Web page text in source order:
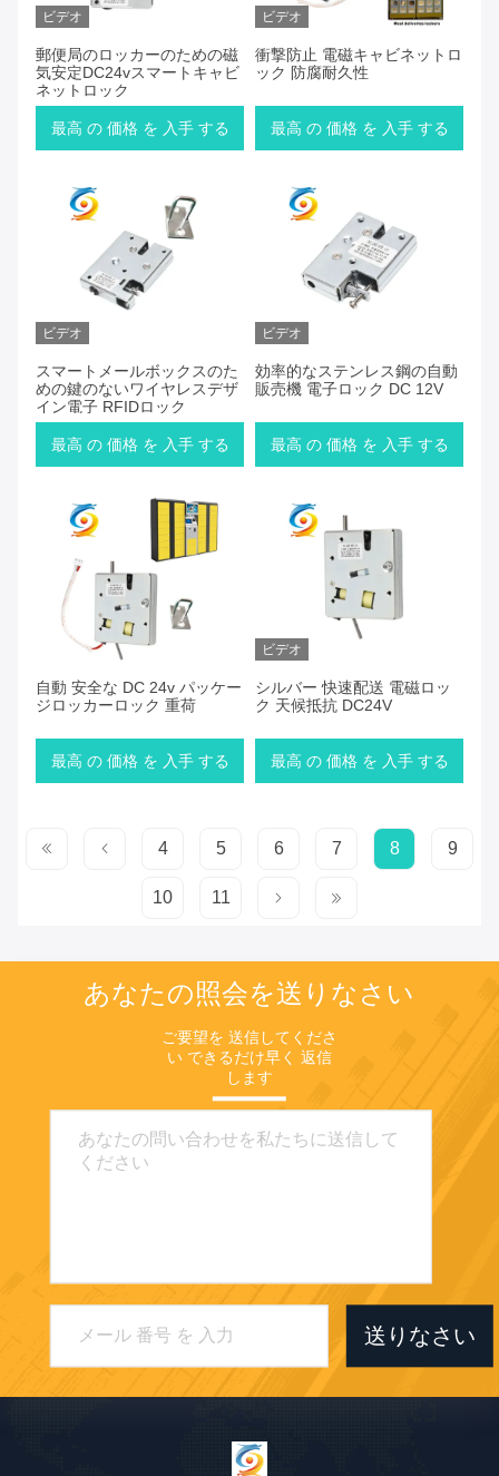
ビデオ
郵便局のロッカーのための磁
気安定DC24vスマートキャビ
ネットロック
最高 の 価格 を 入手 する
ビデオ
衝撃防止 電磁キャビネットロ
ック 防腐耐久性
最高 の 価格 を 入手 する
ビデオ
スマートメールボックスのた
めの鍵のないワイヤレスデザ
イン電子 RFIDロック
最高 の 価格 を 入手 する
ビデオ
効率的なステンレス鋼の自動
販売機 電子ロック DC 12V
最高 の 価格 を 入手 する
自動 安全な DC 24v パッケー
ジロッカーロック 重荷
最高 の 価格 を 入手 する
ビデオ
シルバー 快速配送 電磁ロッ
ク 天候抵抗 DC24V
最高 の 価格 を 入手 する
4 5 6 7 8 9
10 11
あなたの照会を送りなさい
ご要望を 送信してくださ
い できるだけ早く 返信
します
送りなさい